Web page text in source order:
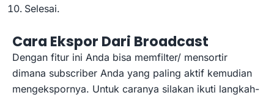
Selesai.
Cara Ekspor Dari Broadcast
Dengan fitur ini Anda bisa memfilter/ mensortir
dimana subscriber Anda yang paling aktif kemudian
mengekspornya. Untuk caranya silakan ikuti langkah-